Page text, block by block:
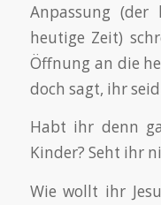
Anpassung (der
heutige Zeit)
Öffnung an die
doch sagt, ihr seid
Habt ihr denn
Kinder? Seht ihr
Wie wollt ihr